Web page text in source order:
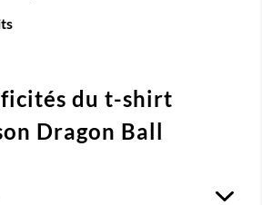
du t-shirt
Dragon Ball